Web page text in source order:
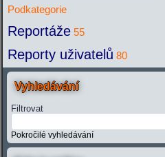
Podkategorie
Reportáže 55
Reporty uživatelů 80
Vyhledávání
Filtrovat
Pokročilé vyhledávání